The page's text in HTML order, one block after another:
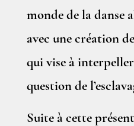
monde de la danse
avec une création
qui vise à
question de
Suite à cette